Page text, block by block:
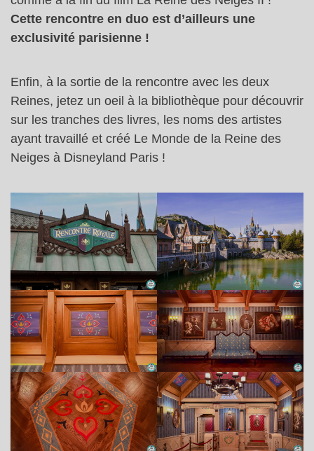
Cette rencontre en duo est d’ailleurs une
exclusivité parisienne !
Enfin, à la sortie de la rencontre avec les deux
Reines, jetez un oeil à la bibliothèque pour découvrir
sur les tranches des livres, les noms des artistes
ayant travaillé et créé Le Monde de la Reine des
Neiges à Disneyland Paris !